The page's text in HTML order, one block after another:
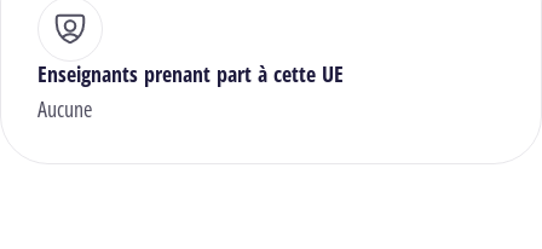
Enseignants prenant part à cette UE
Aucune